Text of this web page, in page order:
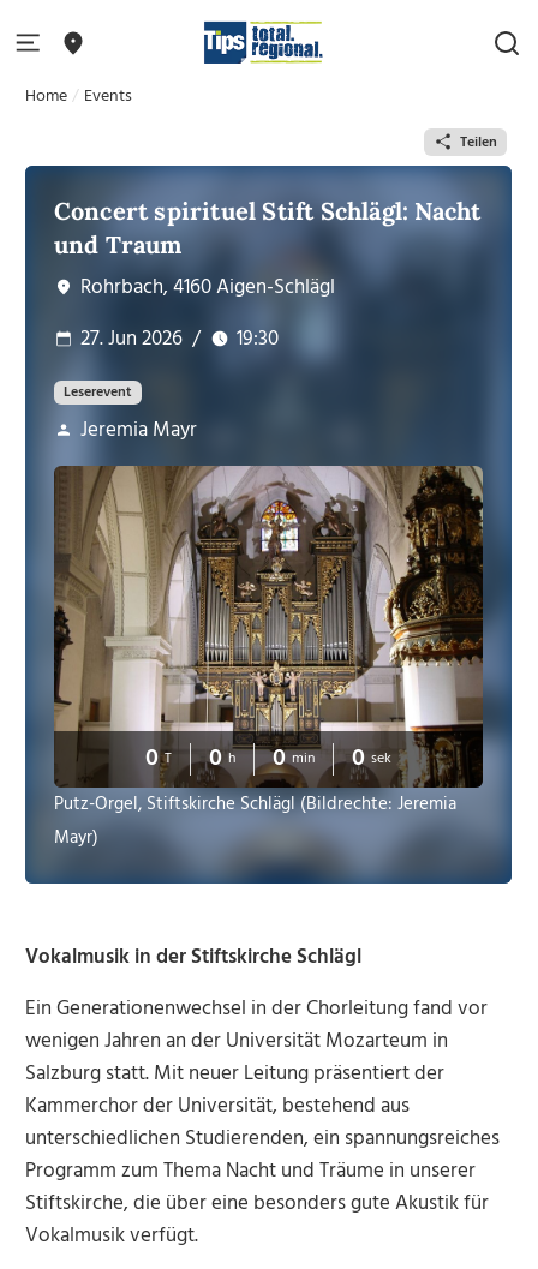
Home Events
Teilen
Concert spirituel Stift Schlägl: Nacht
und Traum
Rohrbach, 4160 Aigen-Schlägl
27. Jun 2026 / 19:30
Leserevent
Jeremia Mayr
0 T 0 h 0 min 0 sek
Putz-Orgel, Stiftskirche Schlägl (Bildrechte: Jeremia
Mayr)
Vokalmusik in der Stiftskirche Schlägl
Ein Generationenwechsel in der Chorleitung fand vor
wenigen Jahren an der Universität Mozarteum in
Salzburg statt. Mit neuer Leitung präsentiert der
Kammerchor der Universität, bestehend aus
unterschiedlichen Studierenden, ein spannungsreiches
Programm zum Thema Nacht und Träume in unserer
Stiftskirche, die über eine besonders gute Akustik für
Vokalmusik verfügt.